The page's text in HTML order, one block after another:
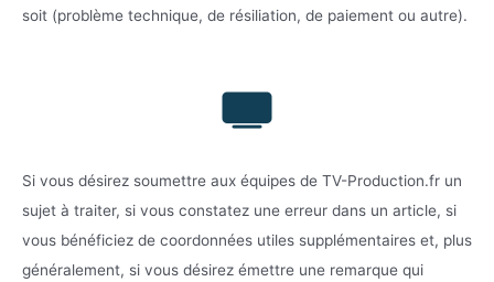
soit (problème technique, de résiliation, de paiement ou autre).
Si vous désirez soumettre aux équipes de TV-Production.fr un
sujet à traiter, si vous constatez une erreur dans un article, si
vous bénéficiez de coordonnées utiles supplémentaires et, plus
généralement, si vous désirez émettre une remarque qui